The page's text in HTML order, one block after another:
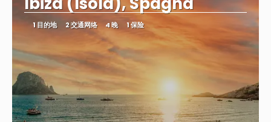
1 目的地 2 交通网络 4 晚 1 保险